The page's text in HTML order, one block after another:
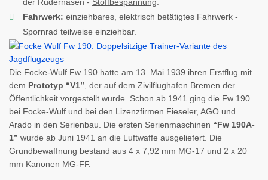
Fahrwerk: einziehbares, elektrisch betätigtes Fahrwerk -
Spornrad teilweise einziehbar.
Die Focke-Wulf Fw 190 hatte am 13. Mai 1939 ihren Erstflug mit
dem Prototyp “V1” , der auf dem Zivilflughafen Bremen der
Öffentlichkeit vorgestellt wurde. Schon ab 1941 ging die Fw 190
bei Focke-Wulf und bei den Lizenzfirmen Fieseler, AGO und
Arado in den Serienbau. Die ersten Serienmaschinen “Fw 190A-
1” wurde ab Juni 1941 an die Luftwaffe ausgeliefert. Die
Grundbewaffnung bestand aus 4 x 7,92 mm MG-17 und 2 x 20
mm Kanonen MG-FF.